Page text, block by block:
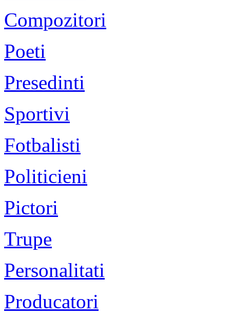
Compozitori
Poeti
Presedinti
Sportivi
Fotbalisti
Politicieni
Pictori
Trupe
Personalitati
Producatori